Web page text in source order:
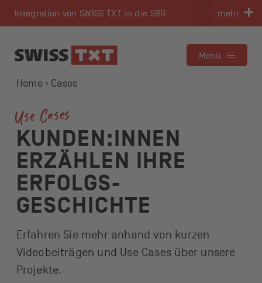
Navigieren auf swisstxt.ch
Zum Inhalt
Zum Kontakt
Integration von SWISS TXT in die SRG mehr
Menü
Home Cases
Use Cases
KUNDEN:INNEN
ERZÄHLEN IHRE
ERFOLGS­
GESCHICHTE
Erfahren Sie mehr anhand von kurzen
Videobeiträgen und Use Cases über unsere
Projekte.